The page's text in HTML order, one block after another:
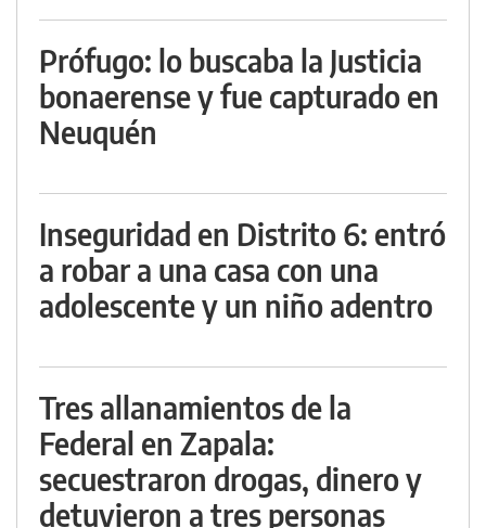
Prófugo: lo buscaba la Justicia
bonaerense y fue capturado en
Neuquén
Inseguridad en Distrito 6: entró
a robar a una casa con una
adolescente y un niño adentro
Tres allanamientos de la
Federal en Zapala:
secuestraron drogas, dinero y
detuvieron a tres personas